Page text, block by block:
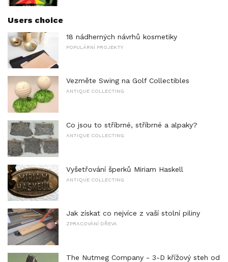
Users choice
18 nádherných návrhů kosmetiky
POPULÁRNÍ PROJEKTY
Vezměte Swing na Golf Collectibles
ANTIQUE COLLECTING
Co jsou to stříbrné, stříbrné a alpaky?
ANTIQUE COLLECTING
Vyšetřování šperků Miriam Haskell
ANTIQUE COLLECTING
Jak získat co nejvíce z vaší stolní piliny
ZPRACOVÁNÍ DŘEVA
The Nutmeg Company - 3-D křížový steh od